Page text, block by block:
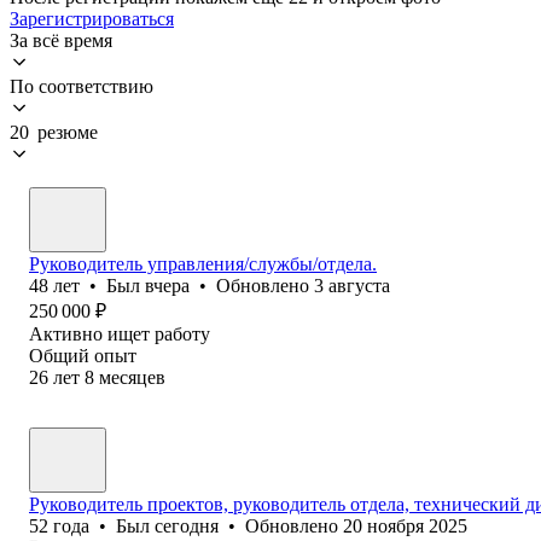
Зарегистрироваться
За всё время
По соответствию
20 резюме
Руководитель управления/службы/отдела.
48 лет • Был вчера • Обновлено 3 августа
250 000 ₽
Активно ищет работу
Общий опыт
26 лет 8 месяцев
Руководитель проектов, руководитель отдела, технический
52 года • Был сегодня • Обновлено 20 ноября 2025